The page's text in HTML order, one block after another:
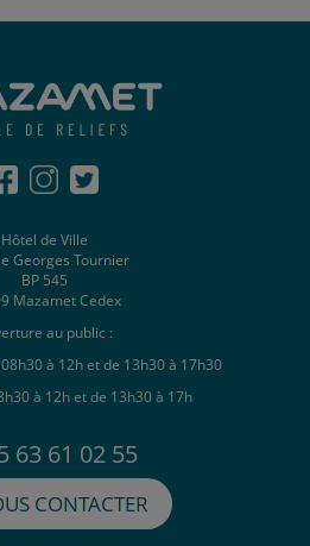
Hôtel de Ville
Georges Tournier
BP 545
Mazamet Cedex
au public :
à 12h et de 13h30 à 17h30
à 12h et de 13h30 à 17h
63 61 02 55
CONTACTER